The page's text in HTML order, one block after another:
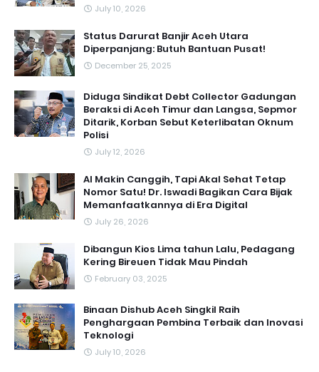
July 10, 2026
Status Darurat Banjir Aceh Utara
Diperpanjang: Butuh Bantuan Pusat!
December 25, 2025
Diduga Sindikat Debt Collector Gadungan
Beraksi di Aceh Timur dan Langsa, Sepmor
Ditarik, Korban Sebut Keterlibatan Oknum
Polisi
July 12, 2026
AI Makin Canggih, Tapi Akal Sehat Tetap
Nomor Satu! Dr. Iswadi Bagikan Cara Bijak
Memanfaatkannya di Era Digital
July 26, 2026
Dibangun Kios Lima tahun Lalu, Pedagang
Kering Bireuen Tidak Mau Pindah
February 03, 2025
Binaan Dishub Aceh Singkil Raih
Penghargaan Pembina Terbaik dan Inovasi
Teknologi
July 10, 2026